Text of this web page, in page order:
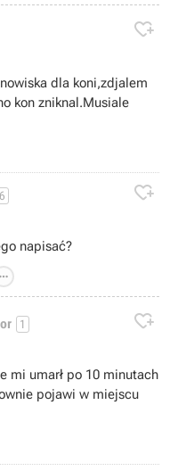

dla koni,zdjalem
kon zniknal.Musiale

napisać?

1 
mi umarł po 10 minutach
pojawi w miejscu